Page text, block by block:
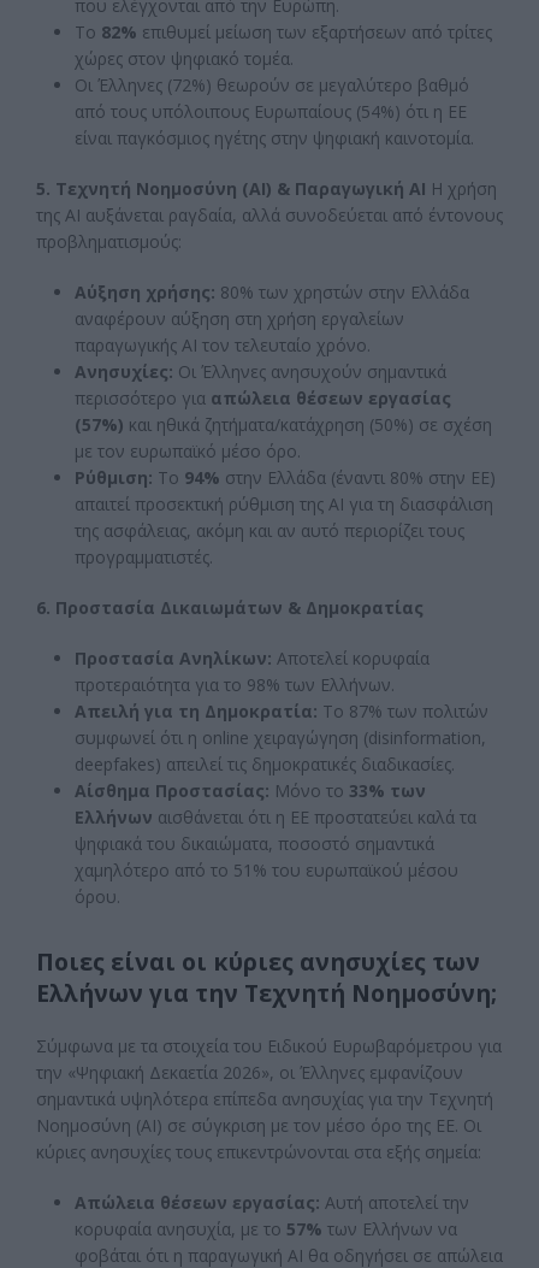
που ελέγχονται από την Ευρώπη.
Το 82% επιθυμεί μείωση των εξαρτήσεων από τρίτες
χώρες στον ψηφιακό τομέα.
Οι Έλληνες (72%) θεωρούν σε μεγαλύτερο βαθμό
από τους υπόλοιπους Ευρωπαίους (54%) ότι η ΕΕ
είναι παγκόσμιος ηγέτης στην ψηφιακή καινοτομία.
5. Τεχνητή Νοημοσύνη (AI) & Παραγωγική AI Η χρήση
της AI αυξάνεται ραγδαία, αλλά συνοδεύεται από έντονους
προβληματισμούς:
Αύξηση χρήσης: 80% των χρηστών στην Ελλάδα
αναφέρουν αύξηση στη χρήση εργαλείων
παραγωγικής AI τον τελευταίο χρόνο.
Ανησυχίες: Οι Έλληνες ανησυχούν σημαντικά
περισσότερο για απώλεια θέσεων εργασίας
(57%) και ηθικά ζητήματα/κατάχρηση (50%) σε σχέση
με τον ευρωπαϊκό μέσο όρο.
Ρύθμιση: Το 94% στην Ελλάδα (έναντι 80% στην ΕΕ)
απαιτεί προσεκτική ρύθμιση της AI για τη διασφάλιση
της ασφάλειας, ακόμη και αν αυτό περιορίζει τους
προγραμματιστές.
6. Προστασία Δικαιωμάτων & Δημοκρατίας
Προστασία Ανηλίκων: Αποτελεί κορυφαία
προτεραιότητα για το 98% των Ελλήνων.
Απειλή για τη Δημοκρατία: Το 87% των πολιτών
συμφωνεί ότι η online χειραγώγηση (disinformation,
deepfakes) απειλεί τις δημοκρατικές διαδικασίες.
Αίσθημα Προστασίας: Μόνο το 33% των
Ελλήνων αισθάνεται ότι η ΕΕ προστατεύει καλά τα
ψηφιακά του δικαιώματα, ποσοστό σημαντικά
χαμηλότερο από το 51% του ευρωπαϊκού μέσου
όρου.
Ποιες είναι οι κύριες ανησυχίες των
Ελλήνων για την Τεχνητή Νοημοσύνη;
Σύμφωνα με τα στοιχεία του Ειδικού Ευρωβαρόμετρου για
την «Ψηφιακή Δεκαετία 2026», οι Έλληνες εμφανίζουν
σημαντικά υψηλότερα επίπεδα ανησυχίας για την Τεχνητή
Νοημοσύνη (AI) σε σύγκριση με τον μέσο όρο της ΕΕ. Οι
κύριες ανησυχίες τους επικεντρώνονται στα εξής σημεία:
Απώλεια θέσεων εργασίας: Αυτή αποτελεί την
κορυφαία ανησυχία, με το 57% των Ελλήνων να
φοβάται ότι η παραγωγική AI θα οδηγήσει σε απώλεια